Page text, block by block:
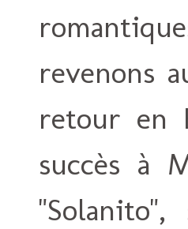
revenons
retour en
succès à